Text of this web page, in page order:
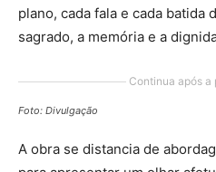
plano, cada fala e cada batida
sagrado, a memória e a
Continua após a
Foto: Divulgação
A obra se distancia de